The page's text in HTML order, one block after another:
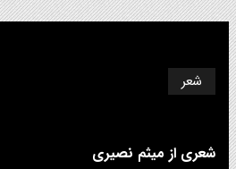
شعر
شعری از میثم نصیری